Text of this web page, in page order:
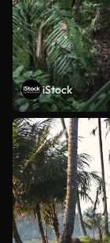
iStock